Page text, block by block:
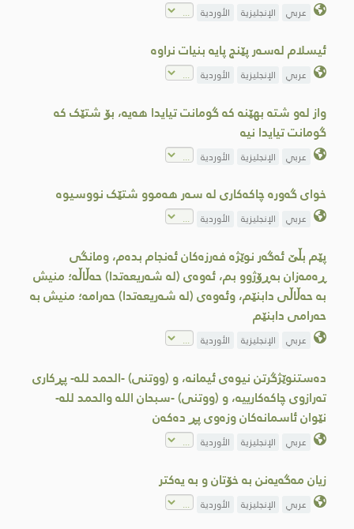
عربي الإنجليزية الأوردية
ئیسلام لەسەر پێنج پایە بنیات نراوە
عربي الإنجليزية الأوردية
واز لەو شتە بھێنە کە گومانت تیایدا ھەیە، بۆ شتێک کە
گومانت تیایدا نیە
عربي الإنجليزية الأوردية
خوای گەورە چاکەکاری لە سەر هەموو شتێک نووسیوە
عربي الإنجليزية الأوردية
پێم بڵێ ئەگەر نوێژە فەرزەکان ئەنجام بدەم، ومانگى
ڕەمەزان بەڕۆژوو بم، ئەوەى (لە شەریعەتدا) حەڵاڵە؛ منیش
بە حەڵاڵی دابنێم، وئەوەى (لە شەریعەتدا) حەرامە؛ منیش بە
حەرامی دابنێم
عربي الإنجليزية الأوردية
دەستنوێژگرتن نیوەی ئیمانە، و (ووتنی) -الحمد لله- پڕکاری
تەرازوی چاکەکارییە، و (ووتنی) -سبحان الله والحمد لله-
نێوان ئاسمانەکان وزەوی پڕ دەکەن
عربي الإنجليزية الأوردية
زيان مەگەیەنن به خۆتان و به یەكتر
عربي الإنجليزية الأوردية